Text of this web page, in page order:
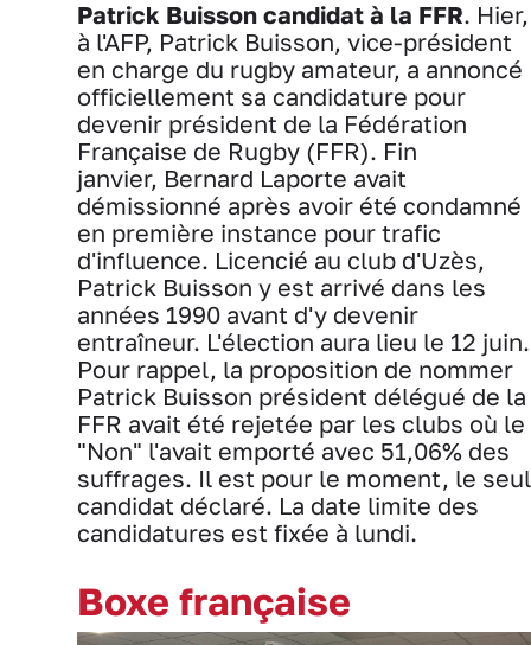
Patrick Buisson candidat à la FFR. Hier,
à l'AFP, Patrick Buisson, vice-président
en charge du rugby amateur, a annoncé
officiellement sa candidature pour
devenir président de la Fédération
Française de Rugby (FFR). Fin
janvier, Bernard Laporte avait
démissionné après avoir été condamné
en première instance pour trafic
d'influence. Licencié au club d'Uzès,
Patrick Buisson y est arrivé dans les
années 1990 avant d'y devenir
entraîneur. L'élection aura lieu le 12 juin.
Pour rappel, la proposition de nommer
Patrick Buisson président délégué de la
FFR avait été rejetée par les clubs où le
"Non" l'avait emporté avec 51,06% des
suffrages. Il est pour le moment, le seul
candidat déclaré. La date limite des
candidatures est fixée à lundi.
Boxe française